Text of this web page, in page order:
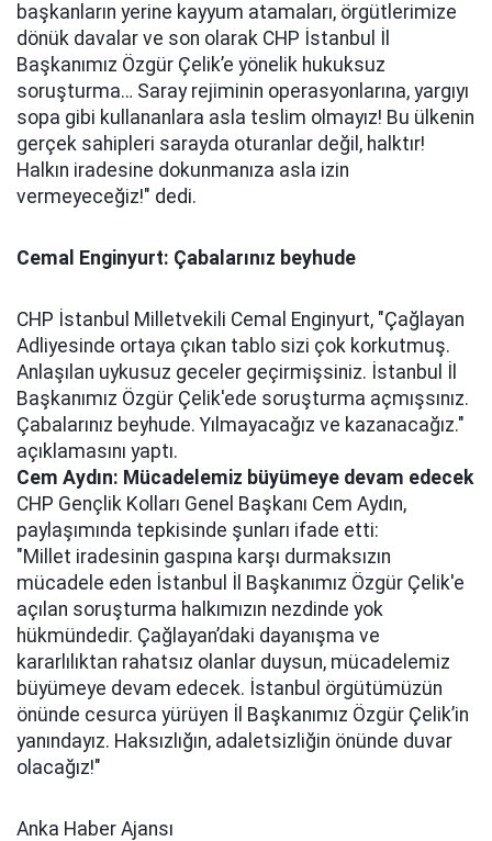
başkanların yerine kayyum atamaları, örgütlerimize
dönük davalar ve son olarak CHP İstanbul İl
Başkanımız Özgür Çelik’e yönelik hukuksuz
soruşturma… Saray rejiminin operasyonlarına, yargıyı
sopa gibi kullananlara asla teslim olmayız! Bu ülkenin
gerçek sahipleri sarayda oturanlar değil, halktır!
Halkın iradesine dokunmanıza asla izin
vermeyeceğiz!" dedi.
Cemal Enginyurt: Çabalarınız beyhude
CHP İstanbul Milletvekili Cemal Enginyurt, "Çağlayan
Adliyesinde ortaya çıkan tablo sizi çok korkutmuş.
Anlaşılan uykusuz geceler geçirmişsiniz. İstanbul İl
Başkanımız Özgür Çelik'ede soruşturma açmışsınız.
Çabalarınız beyhude. Yılmayacağız ve kazanacağız."
açıklamasını yaptı.
Cem Aydın: Mücadelemiz büyümeye devam edecek
CHP Gençlik Kolları Genel Başkanı Cem Aydın,
paylaşımında tepkisinde şunları ifade etti:
"Millet iradesinin gaspına karşı durmaksızın
mücadele eden İstanbul İl Başkanımız Özgür Çelik'e
açılan soruşturma halkımızın nezdinde yok
hükmündedir. Çağlayan’daki dayanışma ve
kararlılıktan rahatsız olanlar duysun, mücadelemiz
büyümeye devam edecek. İstanbul örgütümüzün
önünde cesurca yürüyen İl Başkanımız Özgür Çelik’in
yanındayız. Haksızlığın, adaletsizliğin önünde duvar
olacağız!"
Anka Haber Ajansı